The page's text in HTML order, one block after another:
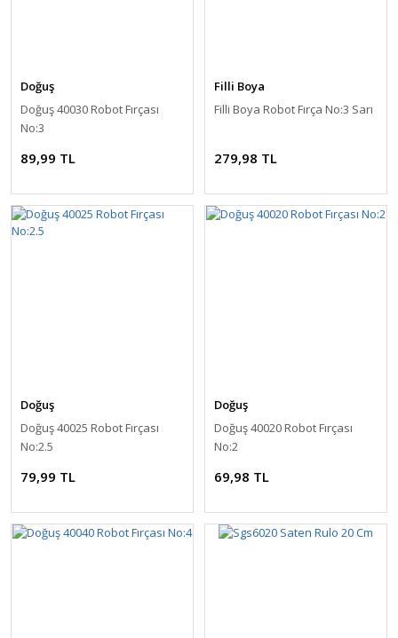
Doğuş
Doğuş 40030 Robot Fırçası
No:3
89,99 TL
Filli Boya
Filli Boya Robot Fırça No:3 Sarı
279,98 TL
Doğuş
Doğuş 40025 Robot Fırçası
No:2.5
79,99 TL
Doğuş
Doğuş 40020 Robot Fırçası
No:2
69,98 TL